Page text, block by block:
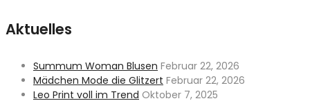
Aktuelles
Summum Woman Blusen Februar 22, 2026
Mädchen Mode die Glitzert Februar 22, 2026
Leo Print voll im Trend Oktober 7, 2025